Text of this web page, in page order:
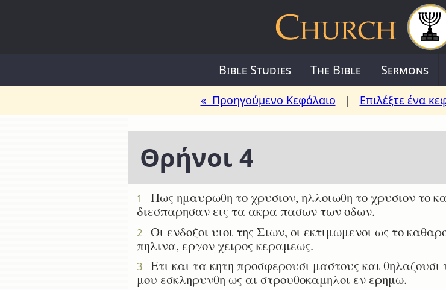
Bible Studies The Bible Sermons
« Προηγούμενο Κεφάλαιο | Επιλέξτε ένα
Θρήνοι 4
1
Πως ημαυρωθη το χρυσιον, ηλλοιωθη το χρυσιον το
διεσπαρησαν εις τα ακρα πασων των οδων.
2
Οι ενδοξοι υιοι της Σιων, οι εκτιμωμενοι ως το
πηλινα, εργον χειρος κεραμεως.
3
Ετι και τα κητη προσφερουσι μαστους και
μου εσκληρυνθη ως αι στρουθοκαμηλοι εν ερημω.